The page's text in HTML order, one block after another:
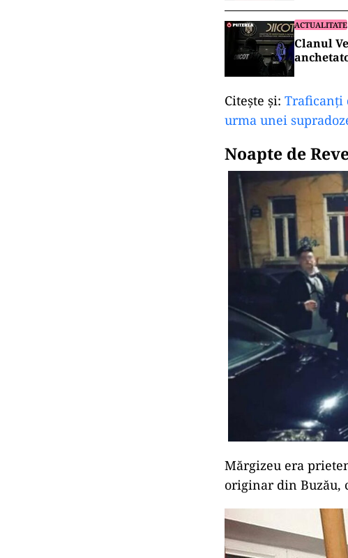
ACTUALITATE
Clanul
Citește și: Traficanți
urma unei
Noapte de
Mărgizeu era
originar din Buzău,